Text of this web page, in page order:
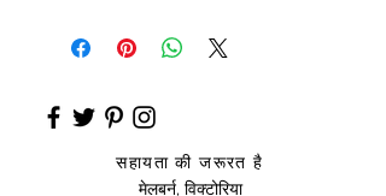
सहायता की जरूरत है
मेलबर्न, विक्टोरिया